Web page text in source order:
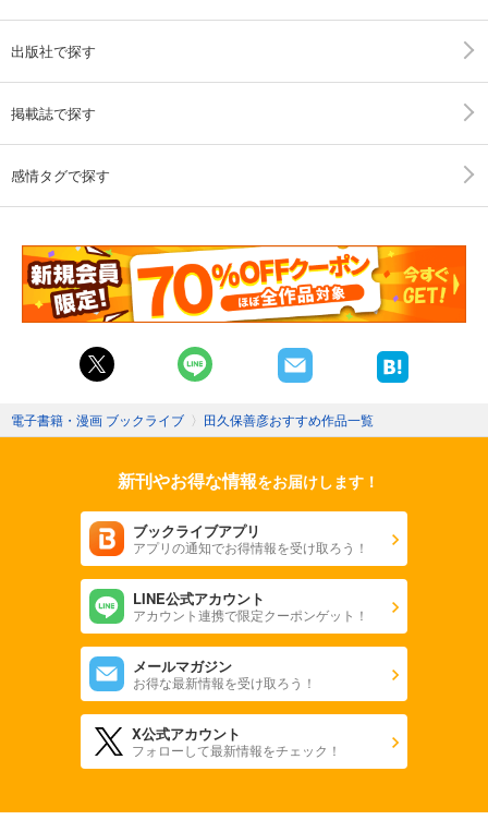
出版社で探す
掲載誌で探す
感情タグで探す
電子書籍・漫画 ブックライブ 〉 田久保善彦おすすめ作品一覧
新刊やお得な情報をお届けします！
ブックライブアプリ
アプリの通知でお得情報を受け取ろう！
LINE公式アカウント
アカウント連携で限定クーポンゲット！
メールマガジン
お得な最新情報を受け取ろう！
X公式アカウント
フォローして最新情報をチェック！